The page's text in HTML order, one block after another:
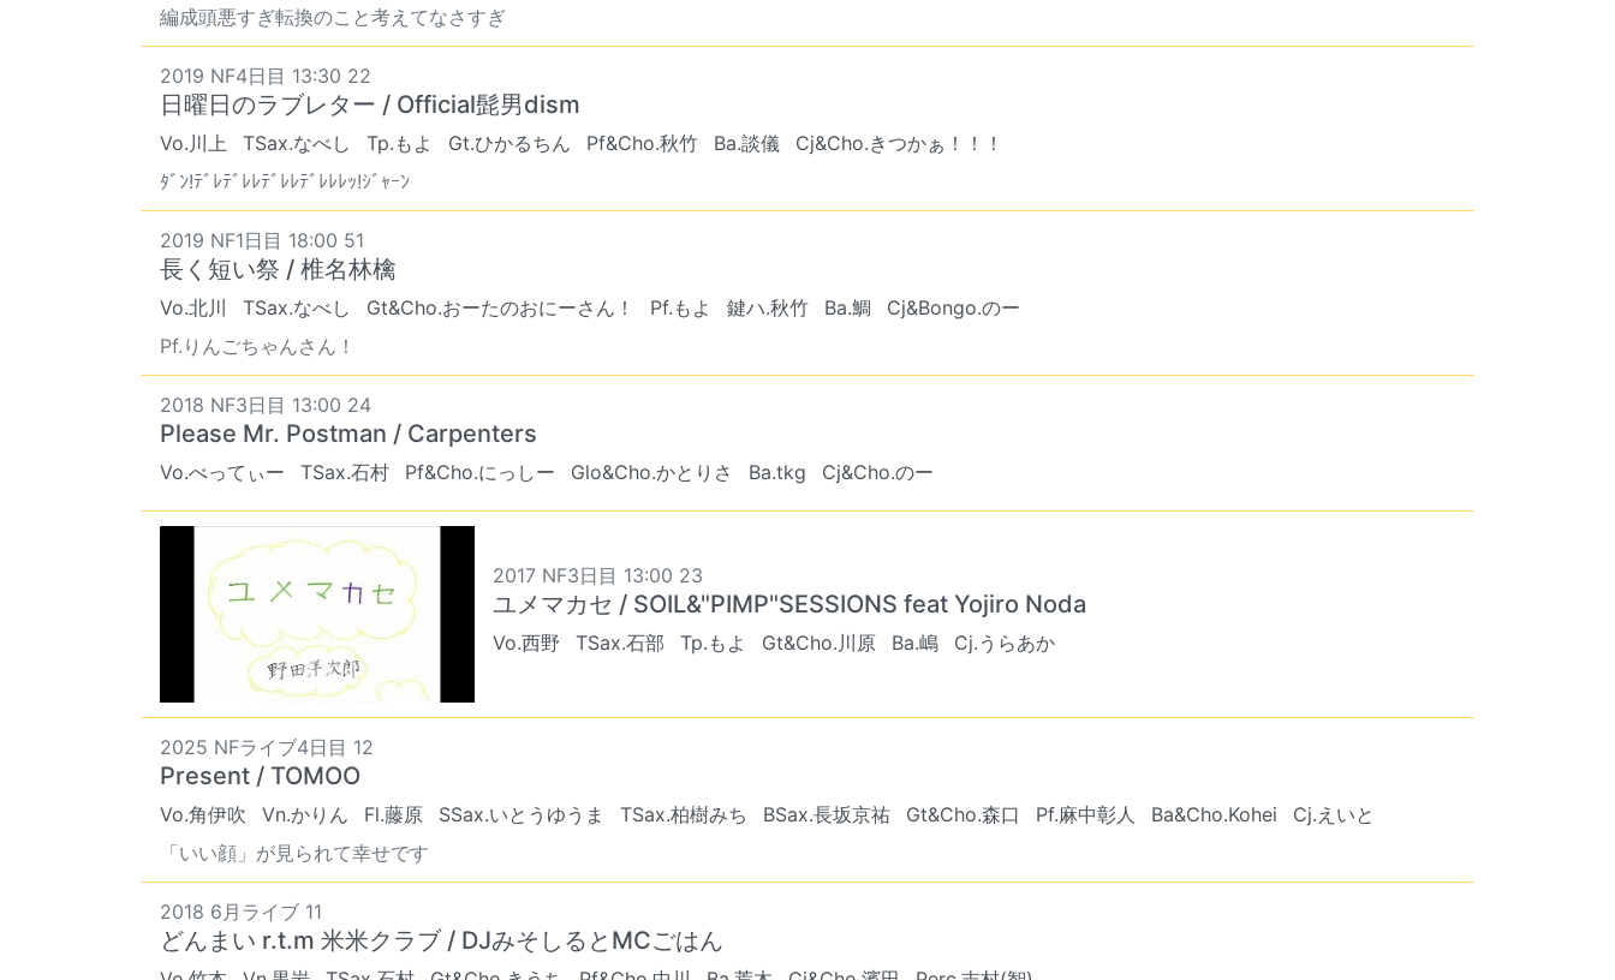
編成頭悪すぎ転換のこと考えてなさすぎ
2019 NF4日目 13:30 22
日曜日のラブレター / Official髭男dism
Vo.川上 TSax.なべし Tp.もよ Gt.ひかるちん Pf&Cho.秋竹 Ba.談儀
Cj&Cho.きつかぁ！！！
ﾀﾞﾝ!ﾃﾞﾚﾃﾞﾚﾚﾃﾞﾚﾚﾃﾞﾚﾚﾚｯ!ｼﾞｬｰﾝ
2019 NF1日目 18:00 51
長く短い祭 / 椎名林檎
Vo.北川 TSax.なべし Gt&Cho.おーたのおにーさん！ Pf.もよ 鍵ハ.秋竹 Ba.鯛
Cj&Bongo.のー
Pf.りんごちゃんさん！
2018 NF3日目 13:00 24
Please Mr. Postman / Carpenters
Vo.べってぃー TSax.石村 Pf&Cho.にっしー Glo&Cho.かとりさ Ba.tkg Cj&Cho.のー
2017 NF3日目 13:00 23
ユメマカセ / SOIL&"PIMP"SESSIONS feat Yojiro Noda
Vo.西野 TSax.石部 Tp.もよ Gt&Cho.川原 Ba.嶋 Cj.うらあか
2025 NFライブ4日目 12
Present / TOMOO
Vo.角伊吹 Vn.かりん Fl.藤原 SSax.いとうゆうま TSax.柏樹みち BSax.長坂京祐 Gt&Cho.森口 Pf.麻中彰人 Ba&Cho.Kohei
Cj.えいと
「いい顔」が見られて幸せです
2018 6月ライブ 11
どんまい r.t.m 米米クラブ / DJみそしるとMCごはん